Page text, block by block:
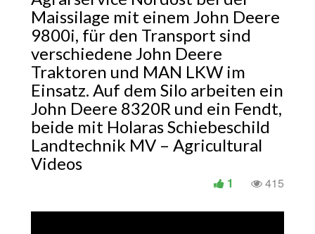
Maissilage mit einem John Deere
9800i, für den Transport sind
verschiedene John Deere
Traktoren und MAN LKW im
Einsatz. Auf dem Silo arbeiten ein
John Deere 8320R und ein Fendt,
beide mit Holaras Schiebeschild
Landtechnik MV – Agricultural
Videos
415
1